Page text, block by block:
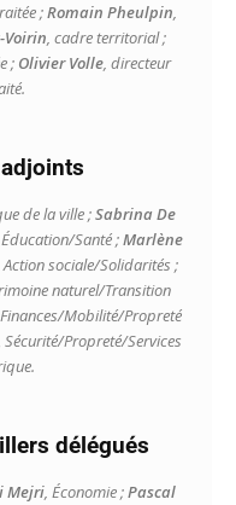
;Romain Pheulpin,
, cadre territorial ;
; Olivier Volle, directeur
de la ville ;Sabrina De
Santé ;Marlène
Action sociale/Solidarités ;
naturel/Transition
Mobilité/Propreté
Sécurité/Propreté/Services
délégués
Mejri, Économie ;Pascal